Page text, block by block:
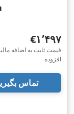
‎€۱٬۴۹۷
قیمت ثابت به اضافه
افزوده
تماس